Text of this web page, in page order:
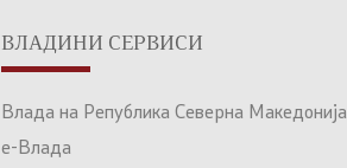
ВЛАДИНИ СЕРВИСИ
Влада на Република Северна Македонија
е-Влада